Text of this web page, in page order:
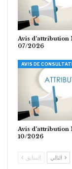
Avis d’attribution
07/2026
AVIS DE
Avis d’attribution
10/2026
السابق